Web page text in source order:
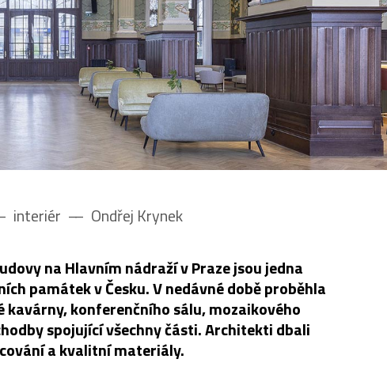
interiér –– Ondřej Krynek
na Hlavním nádraží v Praze jsou jedna
památek v Česku. V nedávné době proběhla
konferenčního sálu, mozaikového
spojující všechny části. Architekti dbali
a kvalitní materiály.